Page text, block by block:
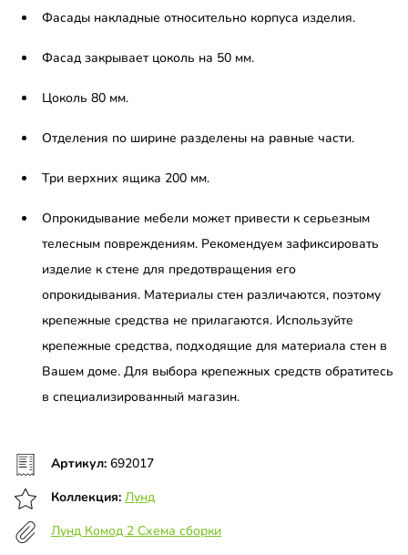
Фасады накладные относительно корпуса изделия.
Фасад закрывает цоколь на 50 мм.
Цоколь 80 мм.
Отделения по ширине разделены на равные части.
Три верхних ящика 200 мм.
Опрокидывание мебели может привести к серьезным
телесным повреждениям. Рекомендуем зафиксировать
изделие к стене для предотвращения его
опрокидывания. Материалы стен различаются, поэтому
крепежные средства не прилагаются. Используйте
крепежные средства, подходящие для материала стен в
Вашем доме. Для выбора крепежных средств обратитесь
в специализированный магазин.
Артикул: 692017
Коллекция: Лунд
Лунд Комод 2 Схема сборки